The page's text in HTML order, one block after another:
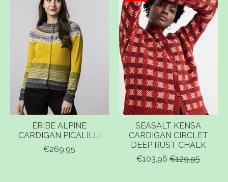
ERIBE ALPINE
CARDIGAN PICALILLI
€269,95
SEASALT KENSA
CARDIGAN CIRCLET
DEEP RUST CHALK
€103,96 €129,95